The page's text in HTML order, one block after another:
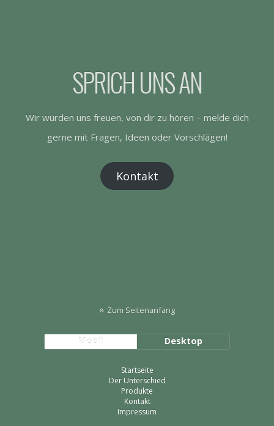
SPRICH UNS AN
Wir würden uns freuen, von dir zu hören – melde dich
gerne mit Fragen, Ideen oder Vorschlägen!
Kontakt
Zum Seitenanfang
Mobil Desktop
Startseite
Der Unterschied
Produkte
Kontakt
Impressum